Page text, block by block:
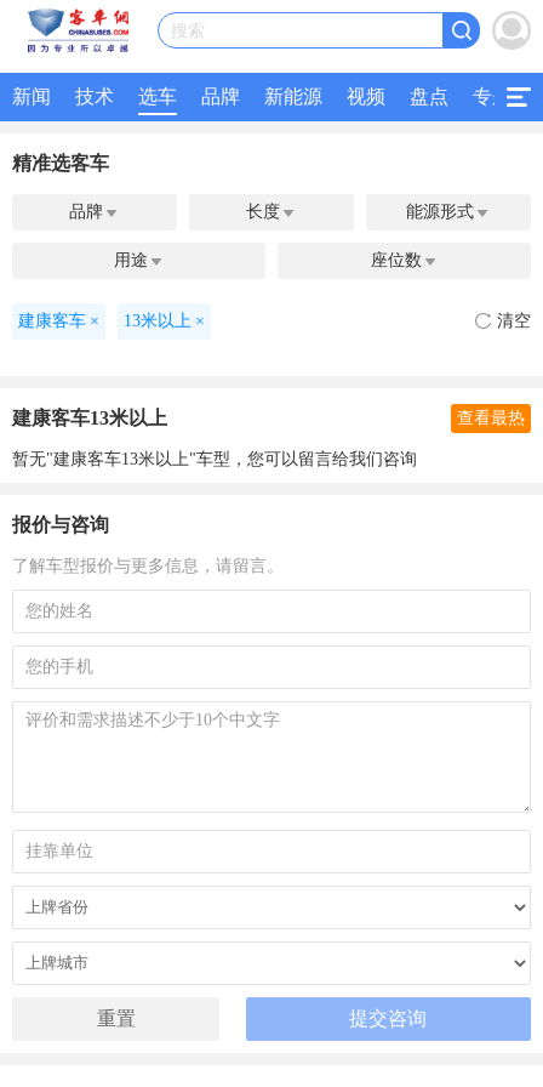
搜索
新闻 技术 选车 品牌 新能源 视频 盘点 专题
精准选客车
品牌  长度  能源形式 
用途  座位数 
建康客车 × 13米以上 × 清空
建康客车13米以上 查看最热
暂无"建康客车13米以上"车型，您可以留言给我们咨询
报价与咨询
了解车型报价与更多信息，请留言。